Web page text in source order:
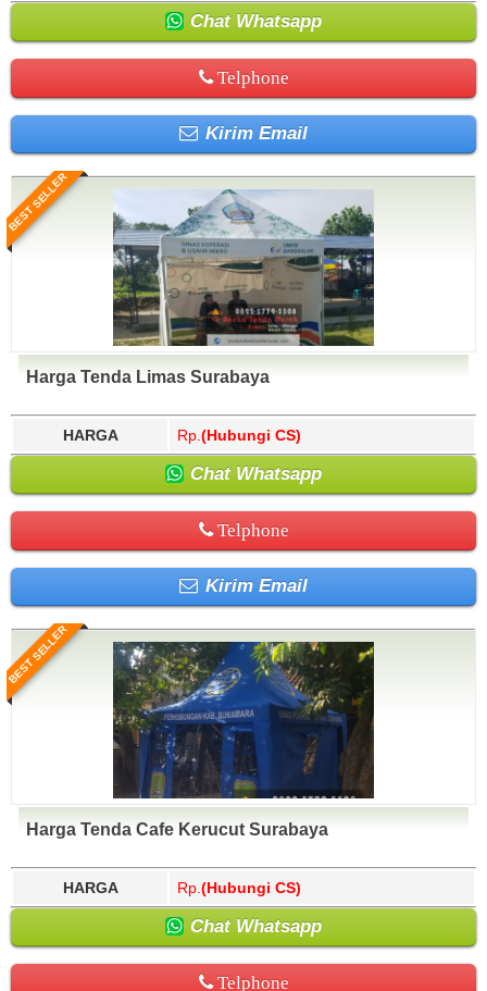
Chat Whatsapp
Telphone
Kirim Email
BEST SELLER
Harga Tenda Limas Surabaya
HARGA Rp. (Hubungi CS)
Chat Whatsapp
Telphone
Kirim Email
BEST SELLER
Harga Tenda Cafe Kerucut Surabaya
HARGA Rp. (Hubungi CS)
Chat Whatsapp
Telphone